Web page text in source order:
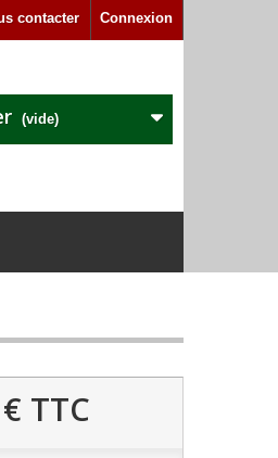
Connexion
contacter
(vide)
TTC